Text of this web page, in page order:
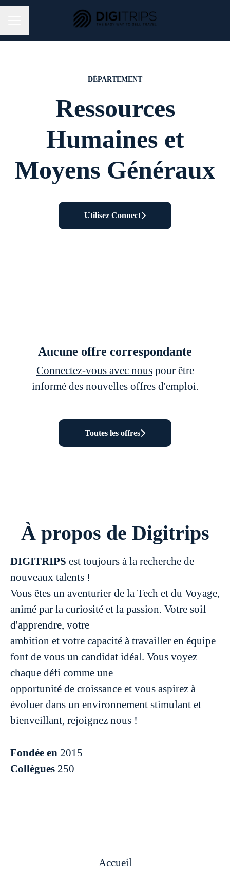
DÉPARTEMENT
Ressources
Humaines et
Moyens Généraux
Utilisez Connect
Aucune offre correspondante
Connectez-vous avec nouspour être
informé des nouvelles offres d'emploi.
Toutes les offres
À propos de Digitrips
DIGITRIPS est toujours à la recherche de
nouveaux talents !
Vous êtes un aventurier de la Tech et du Voyage,
animé par la curiosité et la passion. Votre soif
d'apprendre, votre
ambition et votre capacité à travailler en équipe
font de vous un candidat idéal. Vous voyez
chaque défi comme une
opportunité de croissance et vous aspirez à
évoluer dans un environnement stimulant et
bienveillant, rejoignez nous !
Fondée en 2015
Collègues 250
Accueil